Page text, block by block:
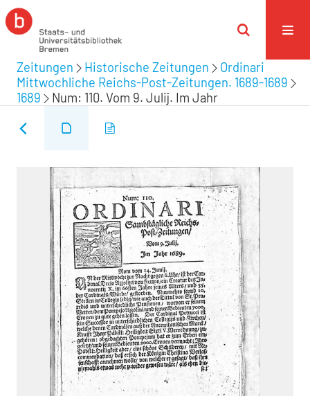
Zeitungen Historische Zeitungen
Ordinari
Mittwochliche Reichs-Post-Zeitungen. 1689-1689
1689
Num: 110. Vom 9. Julij. Im Jahr